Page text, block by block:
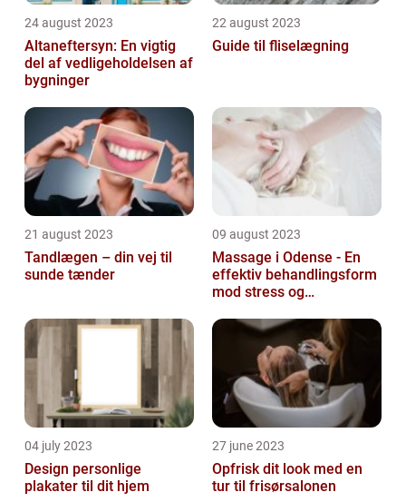
24 august 2023
Altaneftersyn: En vigtig
del af vedligeholdelsen af
bygninger
22 august 2023
Guide til fliselægning
21 august 2023
Tandlægen – din vej til
sunde tænder
09 august 2023
Massage i Odense - En
effektiv behandlingsform
mod stress og
04 july 2023
Design personlige
plakater til dit hjem
27 june 2023
Opfrisk dit look med en
tur til frisørsalonen